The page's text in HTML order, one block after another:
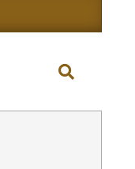
Search